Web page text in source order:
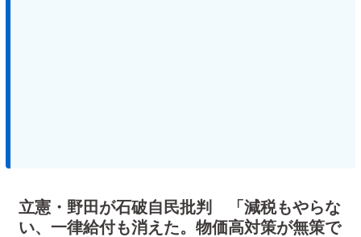
立憲・野田が石破自民批判 「減税もやらな
い、一律給付も消えた。物価高対策が無策で